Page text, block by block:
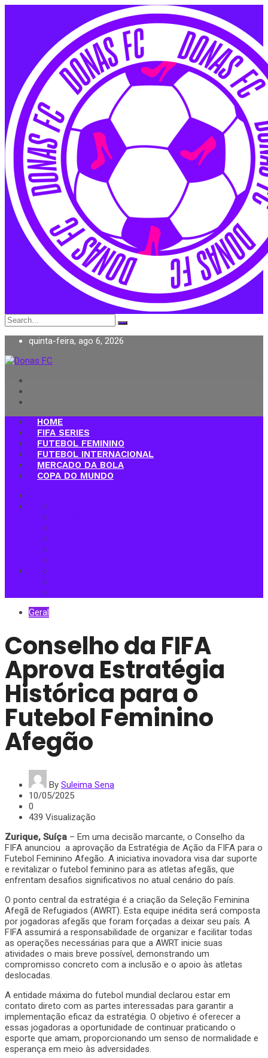
Search
for:
quinta-feira, ago 6, 2026
Donas FC
HOME
FIFA SERIES
FUTEBOL FEMININO
FUTEBOL INTERNACIONAL
MERCADO DA BOLA
COPA DO MUNDO
Geral
Conselho da FIFA
Aprova Estratégia
Histórica para o
Futebol Feminino
Afegão
By Suleima Sena
10/05/2025
0
439 Visualização
Zurique, Suíça – Em uma decisão marcante, o Conselho da
FIFA anunciou a aprovação da Estratégia de Ação da FIFA para o
Futebol Feminino Afegão. A iniciativa inovadora visa dar suporte
e revitalizar o futebol feminino para as atletas afegãs, que
enfrentam desafios significativos no atual cenário do país.
O ponto central da estratégia é a criação da Seleção Feminina
Afegã de Refugiados (AWRT). Esta equipe inédita será composta
por jogadoras afegãs que foram forçadas a deixar seu país. A
FIFA assumirá a responsabilidade de organizar e facilitar todas
as operações necessárias para que a AWRT inicie suas
atividades o mais breve possível, demonstrando um
compromisso concreto com a inclusão e o apoio às atletas
deslocadas.
A entidade máxima do futebol mundial declarou estar em
contato direto com as partes interessadas para garantir a
implementação eficaz da estratégia. O objetivo é oferecer a
essas jogadoras a oportunidade de continuar praticando o
esporte que amam, proporcionando um senso de normalidade e
esperança em meio às adversidades.